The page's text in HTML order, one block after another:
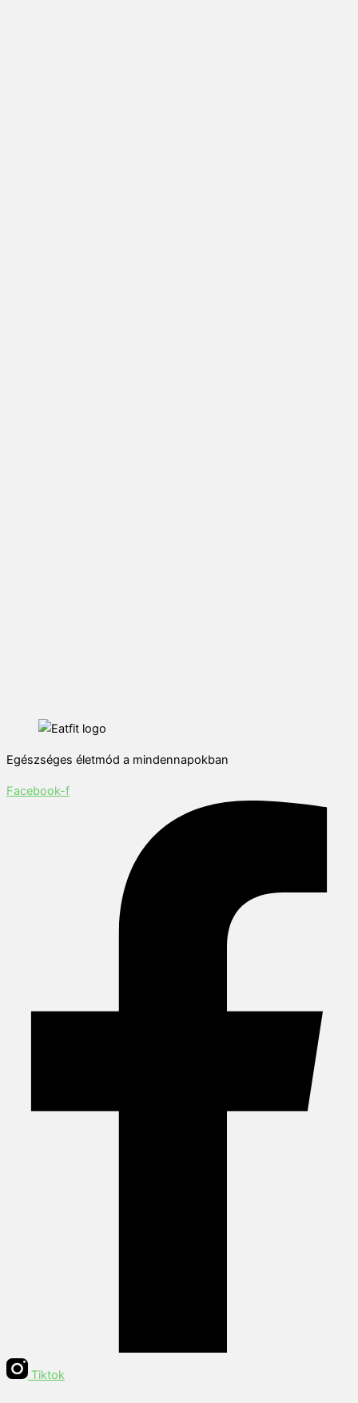
Egészséges életmód a mindennapokban
Facebook-f
Tiktok